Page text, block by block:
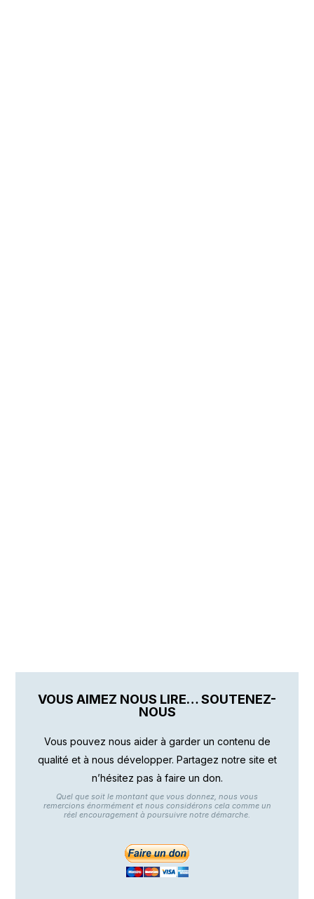
VOUS AIMEZ NOUS LIRE… SOUTENEZ-
NOUS
Vous pouvez nous aider à garder un contenu de
qualité et à nous développer. Partagez notre site et
n’hésitez pas à faire un don.
Quel que soit le montant que vous donnez, nous vous
remercions énormément et nous considérons cela comme un
réel encouragement à poursuivre notre démarche.